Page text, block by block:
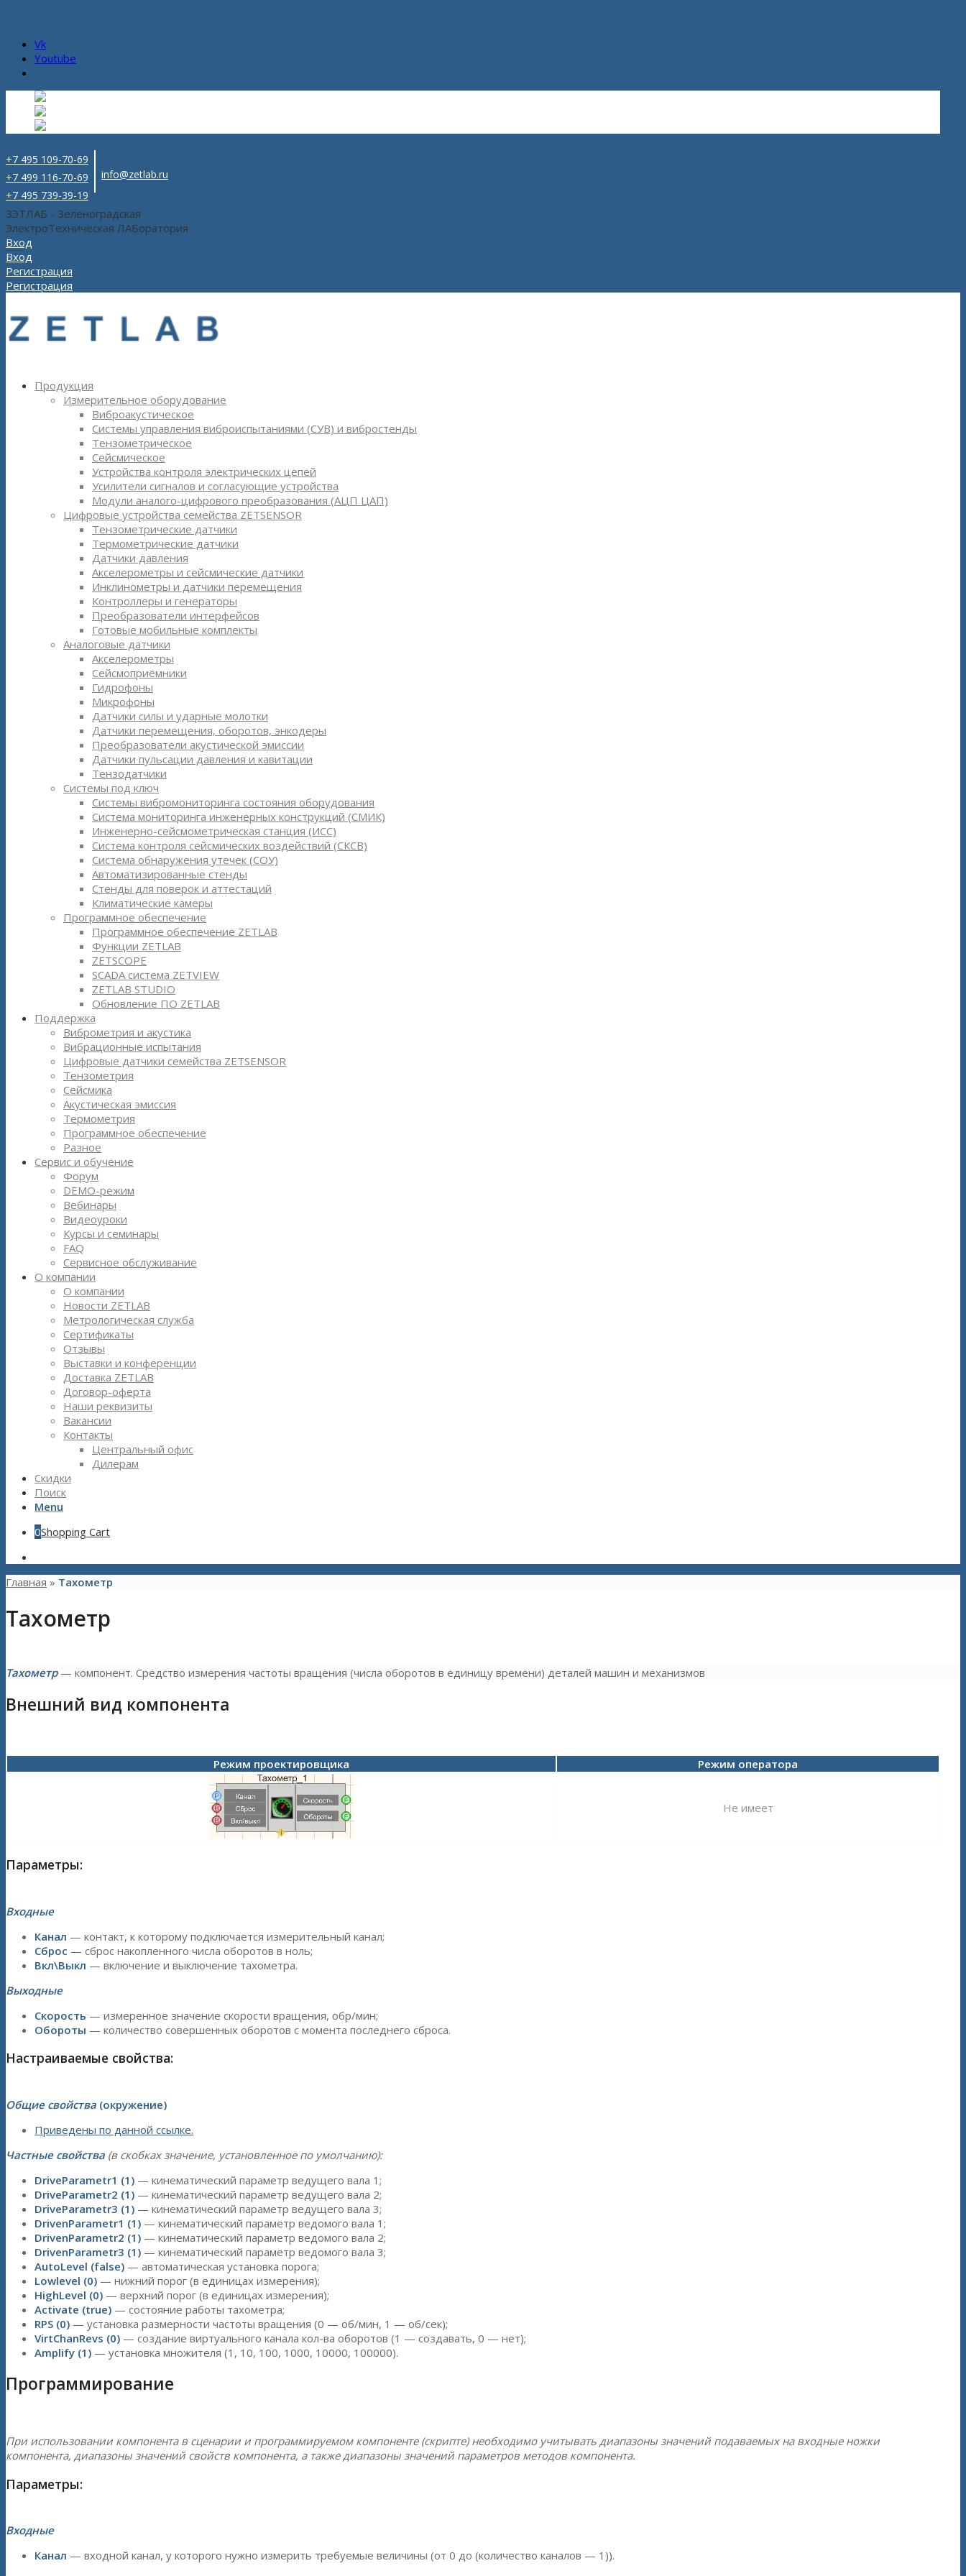
Vk
Youtube
+7 495 109-70-69
+7 499 116-70-69
+7 495 739-39-19
info@zetlab.ru
ЗЭТЛАБ - Зеленоградская
ЭлектроТехническая ЛАБоратория
Вход
Вход
Регистрация
Регистрация
Продукция
Измерительное оборудование
Виброакустическое
Системы управления виброиспытаниями (СУВ) и вибростенды
Тензометрическое
Сейсмическое
Устройства контроля электрических цепей
Усилители сигналов и согласующие устройства
Модули аналого-цифрового преобразования (АЦП ЦАП)
Цифровые устройства семейства ZETSENSOR
Тензометрические датчики
Термометрические датчики
Датчики давления
Акселерометры и сейсмические датчики
Инклинометры и датчики перемещения
Контроллеры и генераторы
Преобразователи интерфейсов
Готовые мобильные комплекты
Аналоговые датчики
Акселерометры
Сейсмоприёмники
Гидрофоны
Микрофоны
Датчики силы и ударные молотки
Датчики перемещения, оборотов, энкодеры
Преобразователи акустической эмиссии
Датчики пульсации давления и кавитации
Тензодатчики
Системы под ключ
Системы вибромониторинга состояния оборудования
Система мониторинга инженерных конструкций (СМИК)
Инженерно-сейсмометрическая станция (ИСС)
Система контроля сейсмических воздействий (СКСВ)
Система обнаружения утечек (СОУ)
Автоматизированные стенды
Стенды для поверок и аттестаций
Климатические камеры
Программное обеспечение
Программное обеспечение ZETLAB
Функции ZETLAB
ZETSCOPE
SCADA система ZETVIEW
ZETLAB STUDIO
Обновление ПО ZETLAB
Поддержка
Виброметрия и акустика
Вибрационные испытания
Цифровые датчики семейства ZETSENSOR
Тензометрия
Сейсмика
Акустическая эмиссия
Термометрия
Программное обеспечение
Разное
Сервис и обучение
Форум
DEMO-режим
Вебинары
Видеоуроки
Курсы и семинары
FAQ
Сервисное обслуживание
О компании
О компании
Новости ZETLAB
Метрологическая служба
Сертификаты
Отзывы
Выставки и конференции
Доставка ZETLAB
Договор-оферта
Наши реквизиты
Вакансии
Контакты
Центральный офис
Дилерам
Скидки
Поиск
Menu
0Shopping Cart
Главная » Тахометр
Тахометр
Тахометр — компонент. Средство измерения частоты вращения (числа оборотов в единицу времени) деталей машин и механизмов
Внешний вид компонента
Режим проектировщика Режим оператора
Не имеет
Параметры:
Входные
Канал — контакт, к которому подключается измерительный канал;
Сброс — сброс накопленного числа оборотов в ноль;
Вкл\Выкл — включение и выключение тахометра.
Выходные
Скорость — измеренное значение скорости вращения, обр/мин;
Обороты — количество совершенных оборотов с момента последнего сброса.
Настраиваемые свойства:
Общие свойства (окружение)
Приведены по данной ссылке.
Частные свойства (в скобках значение, установленное по умолчанию):
DriveParametr1 (1) — кинематический параметр ведущего вала 1;
DriveParametr2 (1) — кинематический параметр ведущего вала 2;
DriveParametr3 (1) — кинематический параметр ведущего вала 3;
DrivenParametr1 (1) — кинематический параметр ведомого вала 1;
DrivenParametr2 (1) — кинематический параметр ведомого вала 2;
DrivenParametr3 (1) — кинематический параметр ведомого вала 3;
AutoLevel (false) — автоматическая установка порога;
Lowlevel (0) — нижний порог (в единицах измерения);
HighLevel (0) — верхний порог (в единицах измерения);
Activate (true) — состояние работы тахометра;
RPS (0) — установка размерности частоты вращения (0 — об/мин, 1 — об/сек);
VirtChanRevs (0) — создание виртуального канала кол-ва оборотов (1 — создавать, 0 — нет);
Amplify (1) — установка множителя (1, 10, 100, 1000, 10000, 100000).
Программирование
При использовании компонента в сценарии и программируемом компоненте (скрипте) необходимо учитывать диапазоны значений подаваемых на входные ножки
компонента, диапазоны значений свойств компонента, а также диапазоны значений параметров методов компонента.
Параметры:
Входные
Канал — входной канал, у которого нужно измерить требуемые величины (от 0 до (количество каналов — 1)).